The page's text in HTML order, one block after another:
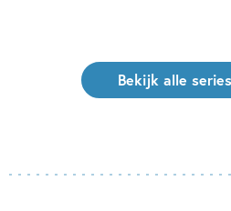
Bekijk alle series